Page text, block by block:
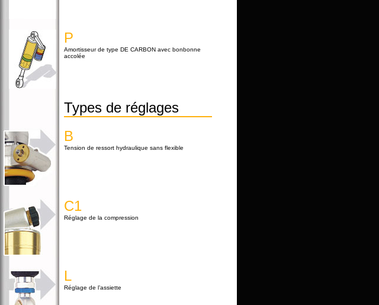
P
Amortisseur de type DE CARBON avec bonbonne
accolée
Types de réglages
B
Tension de ressort hydraulique sans flexible
C1
Réglage de la compression
L
Réglage de l’assiette